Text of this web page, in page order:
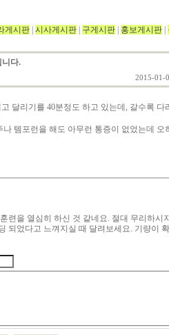
게시판 시사게시판 구게시판 홍보게시판
니다.
2015-01-
달리기를 40분정도 하고 있는데, 갈수록
템포런을 해도 아무런 통증이 없었는데 오
련을 열심히 하신 것 같네요. 절대 무리하시
되었다고 느껴지실 때 달려보세요. 기량이